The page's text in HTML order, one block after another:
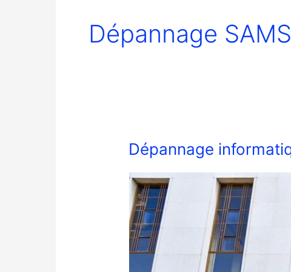
Dépannage
Dépannage